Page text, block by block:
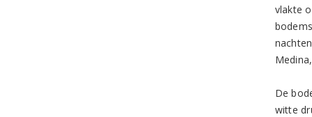
vlakte
De
witte